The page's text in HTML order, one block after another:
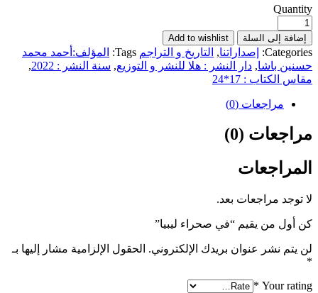
Quantity
إضافة إلى السلة Add to wishlist
Categories: إصداراتنا, التاريخ و التراجم Tags:
المؤلف:أحمد محمد
حسنين باشا, دار النشر : هلا للنشر و التوزيع, سنة النشر : 2022
,
مقاس الكتاب : 17*24
مراجعات (0)
مراجعات (0)
المراجعات
لا توجد مراجعات بعد.
كن أول من يقيم “في صحراء ليبيا”
لن يتم نشر عنوان بريدك الإلكتروني. الحقول الإلزامية مشار إليها بـ
*
Your rating
*